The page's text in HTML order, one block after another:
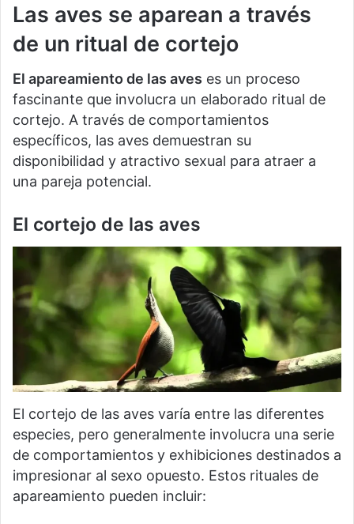
Las aves se aparean a través
de un ritual de cortejo
El apareamiento de las aves es un proceso
fascinante que involucra un elaborado ritual de
cortejo. A través de comportamientos
específicos, las aves demuestran su
disponibilidad y atractivo sexual para atraer a
una pareja potencial.
El cortejo de las aves
El cortejo de las aves varía entre las diferentes
especies, pero generalmente involucra una serie
de comportamientos y exhibiciones destinados a
impresionar al sexo opuesto. Estos rituales de
apareamiento pueden incluir: